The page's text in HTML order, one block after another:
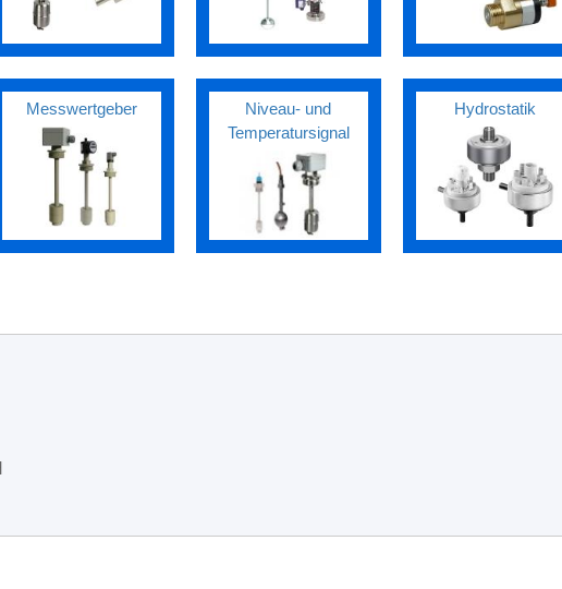
Messwertgeber
Niveau- und
Temperatursignal
Hydrostatik